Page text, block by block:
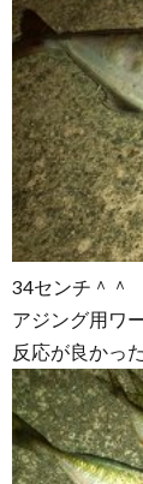
34センチ＾＾
アジング用ワ
反応が良かっ